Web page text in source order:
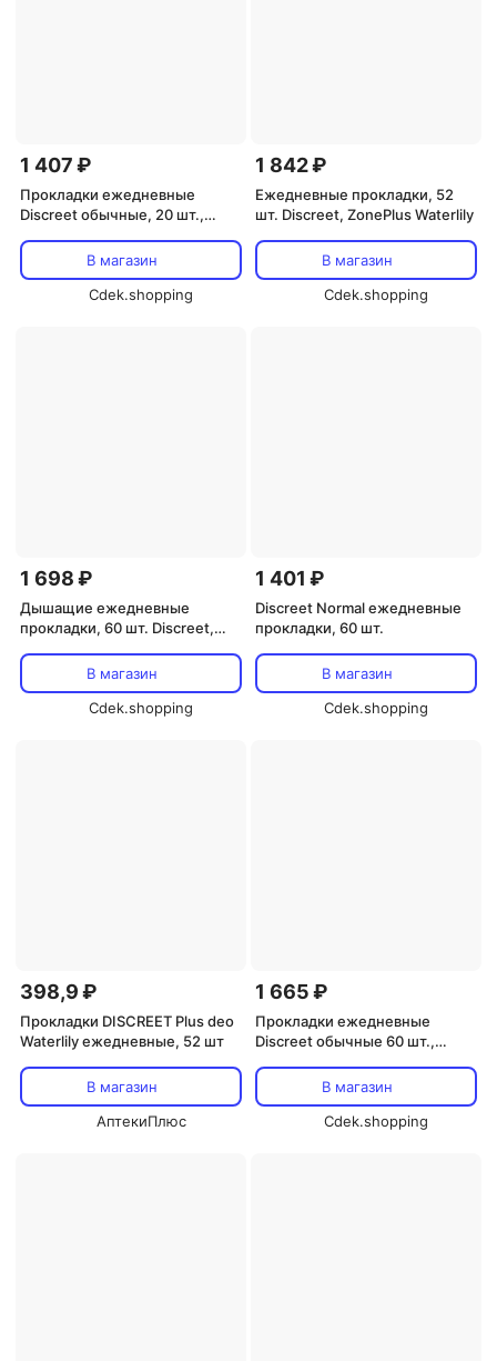
1 407 ₽
Прокладки ежедневные
Discreet обычные, 20 шт.,
В магазин
Cdek.shopping
1 842 ₽
Ежедневные прокладки, 52
шт. Discreet, ZonePlus Waterlily
В магазин
Cdek.shopping
1 698 ₽
Дышащие ежедневные
прокладки, 60 шт. Discreet,
В магазин
Cdek.shopping
1 401 ₽
Discreet Normal ежедневные
прокладки, 60 шт.
В магазин
Cdek.shopping
398,9 ₽
Прокладки DISCREET Plus deo
Waterlily ежедневные, 52 шт
В магазин
АптекиПлюс
1 665 ₽
Прокладки ежедневные
Discreet обычные 60 шт.,
В магазин
Cdek.shopping